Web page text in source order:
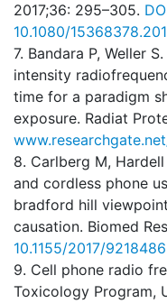
2017;36: 295–305.
10.1080/
7. Bandara P, Weller
intensity
time for a paradigm
exposure. Radiat
8. Carlberg M,
and cordless phone
bradford hill
causation. Biomed
10.1155/2017/9218486
9. Cell phone radio
Toxicology Program,